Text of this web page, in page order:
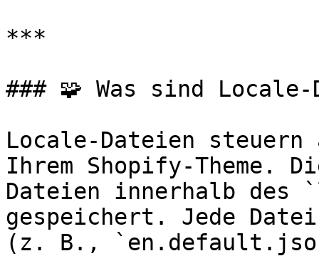
***
### 🧩 Was sind Locale-
Locale-Dateien
Ihrem Shopify-Theme.
Dateien innerhalb des
gespeichert. Jede
(z. B.,